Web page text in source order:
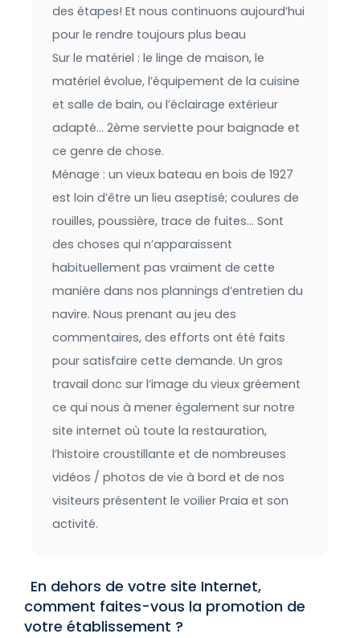
des étapes! Et nous continuons aujourd’hui
pour le rendre toujours plus beau
Sur le matériel : le linge de maison, le
matériel évolue, l’équipement de la cuisine
et salle de bain, ou l’éclairage extérieur
adapté… 2ème serviette pour baignade et
ce genre de chose.
Ménage : un vieux bateau en bois de 1927
est loin d’être un lieu aseptisé; coulures de
rouilles, poussière, trace de fuites… Sont
des choses qui n’apparaissent
habituellement pas vraiment de cette
manière dans nos plannings d’entretien du
navire. Nous prenant au jeu des
commentaires, des efforts ont été faits
pour satisfaire cette demande. Un gros
travail donc sur l’image du vieux gréement
ce qui nous à mener également sur notre
site internet où toute la restauration,
l’histoire croustillante et de nombreuses
vidéos / photos de vie à bord et de nos
visiteurs présentent le voilier Praia et son
activité.
En dehors de votre site Internet,
comment faites-vous la promotion de
votre établissement ?